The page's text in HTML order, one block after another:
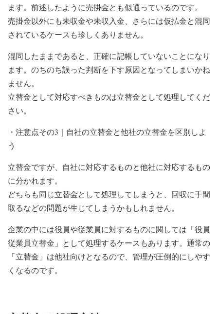
ます。前述したように売掛金とも似通っているのです。
売掛金以外にも未収金や未収入金、さらには仮払金と混同
されているケースも珍しくありません。
混同したままであると、正確に記帳していないことになり
ます。のちのち誤った判断を下す原因となってしまいかね
ません。
立替金として対応すべきものは立替金として処理してくだ
さい。
・注意点その3｜自社の立替金と他社の立替金を区別しよ
う
立替金ですが、自社に対応するものと他社に対応するもの
に分かれます。
どちらも同じ立替金として処理してしまうと、回収に手間
取るなどの問題が生じてしまうかもしれません。
企業の中には役員や従業員に対するものに関しては「役員
従業員立替金」として処理するケースもあります。通常の
「立替金」は他社向けとなるので、管理が圧倒的にしやす
くなるのです。